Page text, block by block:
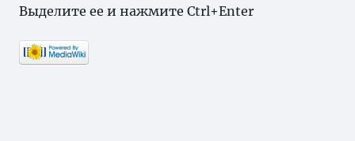
Выделите ее и нажмите Ctrl+Enter